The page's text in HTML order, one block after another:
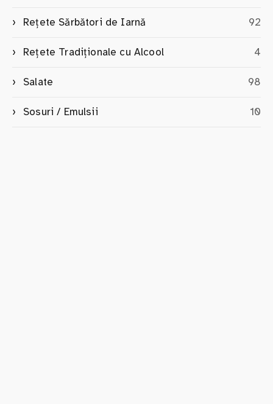
Rețete Sărbători de Iarnă 92
Rețete Tradiționale cu Alcool 4
Salate 98
Sosuri / Emulsii 10